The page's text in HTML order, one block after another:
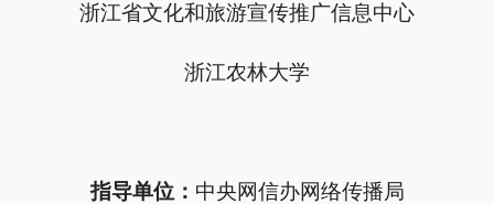
浙江省文化和旅游宣传推广信息中心
浙江农林大学
指导单位： 中央网信办网络传播局